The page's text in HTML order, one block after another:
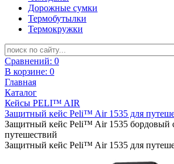
Дорожные сумки
Термобутылки
Термокружки
Сравнений: 0
В корзине: 0
Главная
Каталог
Кейсы PELI™ AIR
Защитный кейс Peli™ Air 1535 для
Защитный кейс Peli™ Air 1535 бордовый
путешествий
Защитный кейс Peli™ Air 1535 для